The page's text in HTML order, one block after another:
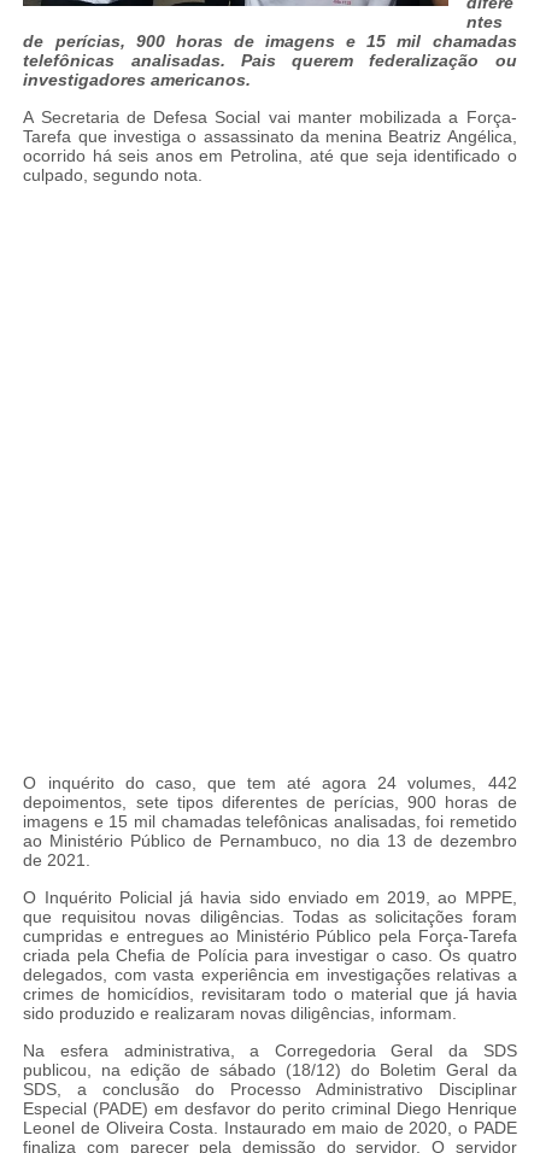
ntes
de perícias, 900 horas de imagens e 15 mil chamadas
telefônicas analisadas. Pais querem federalização ou
investigadores americanos.
A Secretaria de Defesa Social vai manter mobilizada a Força-
Tarefa que investiga o assassinato da menina Beatriz Angélica,
ocorrido há seis anos em Petrolina, até que seja identificado o
culpado, segundo nota.
O inquérito do caso, que tem até agora 24 volumes, 442
depoimentos, sete tipos diferentes de perícias, 900 horas de
imagens e 15 mil chamadas telefônicas analisadas, foi remetido
ao Ministério Público de Pernambuco, no dia 13 de dezembro
de 2021.
O Inquérito Policial já havia sido enviado em 2019, ao MPPE,
que requisitou novas diligências. Todas as solicitações foram
cumpridas e entregues ao Ministério Público pela Força-Tarefa
criada pela Chefia de Polícia para investigar o caso. Os quatro
delegados, com vasta experiência em investigações relativas a
crimes de homicídios, revisitaram todo o material que já havia
sido produzido e realizaram novas diligências, informam.
Na esfera administrativa, a Corregedoria Geral da SDS
publicou, na edição de sábado (18/12) do Boletim Geral da
SDS, a conclusão do Processo Administrativo Disciplinar
Especial (PADE) em desfavor do perito criminal Diego Henrique
Leonel de Oliveira Costa. Instaurado em maio de 2020, o PADE
finaliza com parecer pela demissão do servidor. O servidor